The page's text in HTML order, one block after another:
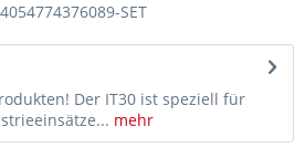
4054774376089-SET
Der IT30 ist speziell für
mehr